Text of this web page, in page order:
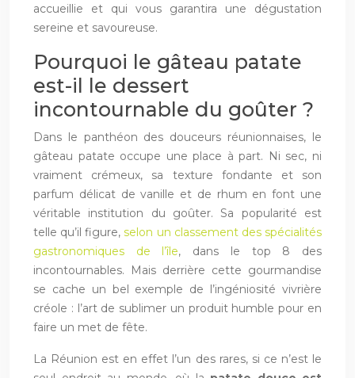
accueillie et qui vous garantira une dégustation
sereine et savoureuse.
Pourquoi le gâteau patate
est-il le dessert
incontournable du goûter ?
Dans le panthéon des douceurs réunionnaises, le
gâteau patate occupe une place à part. Ni sec, ni
vraiment crémeux, sa texture fondante et son
parfum délicat de vanille et de rhum en font une
véritable institution du goûter. Sa popularité est
telle qu’il figure,selon un classement des spécialités
gastronomiques de l’île, dans le top 8 des
incontournables. Mais derrière cette gourmandise
se cache un bel exemple de l’ingéniosité vivrière
créole : l’art de sublimer un produit humble pour en
faire un met de fête.
La Réunion est en effet l’un des rares, si ce n’est le